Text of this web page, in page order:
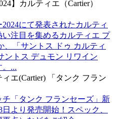
にて発表されたカルティ
注目を集めるカルティエ プ
、「サントス ドゥ カルティ
ントス デュモン リワイン
。...
「タンク フランセーズ」新
より発売開始！スペック、